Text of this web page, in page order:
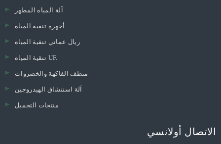
آلة المياه المطهر
أجهزة تنقية المياه
ريال عماني تنقية المياه
تنقية المياه UF.
منظف ​​الفاكهة والخضروات
آلة استنشاق الهيدروجين
منتجات التجميل
الاتصال أولانسي